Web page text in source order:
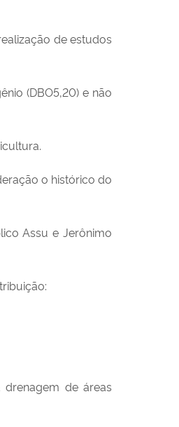
de estudos
(DBO5,20) e não
o histórico do
Assu e Jerônimo
de áreas